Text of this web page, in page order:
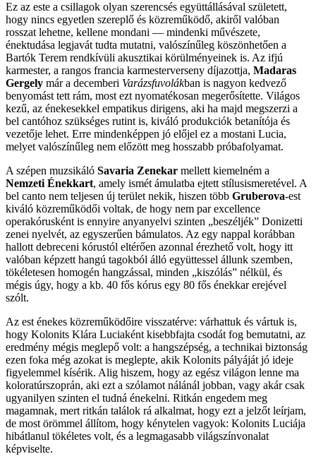
Ez az este a csillagok olyan szerencsés együttállásával született,
hogy nincs egyetlen szereplő és közreműködő, akiről valóban
rosszat lehetne, kellene mondani — mindenki művészete,
énektudása legjavát tudta mutatni, valószínűleg köszönhetően a
Bartók Terem rendkívüli akusztikai körülményeinek is. Az ifjú
karmester, a rangos francia karmesterverseny díjazottja, Madaras
Gergely már a decemberi Varázsfuvolákban is nagyon kedvező
benyomást tett rám, most ezt nyomatékosan megerősítette. Világos
kezű, az énekesekkel empatikus dirigens, aki ha majd megszerzi a
bel cantóhoz szükséges rutint is, kiváló produkciók betanítója és
vezetője lehet. Erre mindenképpen jó előjel ez a mostani Lucia,
melyet valószínűleg nem előzött meg hosszabb próbafolyamat.
A szépen muzsikáló Savaria Zenekar mellett kiemelném a
Nemzeti Énekkart, amely ismét ámulatba ejtett stílusismeretével. A
bel canto nem teljesen új terület nekik, hiszen több Gruberova-est
kiváló közreműködői voltak, de hogy nem par excellence
operakórusként is ennyire anyanyelvi szinten „beszéljék” Donizetti
zenei nyelvét, az egyszerűen bámulatos. Az egy nappal korábban
hallott debreceni kórustól eltérően azonnal érezhető volt, hogy itt
valóban képzett hangú tagokból álló együttessel állunk szemben,
tökéletesen homogén hangzással, minden „kiszólás” nélkül, és
mégis úgy, hogy a kb. 40 fős kórus egy 80 fős énekkar erejével
szólt.
Az est énekes közreműködőire visszatérve: várhattuk és vártuk is,
hogy Kolonits Klára Luciaként kisebbfajta csodát fog bemutatni, az
eredmény mégis meglepő volt: a hangszépség, a technikai biztonság
ezen foka még azokat is meglepte, akik Kolonits pályáját jó ideje
figyelemmel kísérik. Alig hiszem, hogy az egész világon lenne ma
koloratúrszoprán, aki ezt a szólamot nálánál jobban, vagy akár csak
ugyanilyen szinten el tudná énekelni. Ritkán engedem meg
magamnak, mert ritkán találok rá alkalmat, hogy ezt a jelzőt leírjam,
de most örömmel állítom, hogy kénytelen vagyok: Kolonits Luciája
hibátlanul tökéletes volt, és a legmagasabb világszínvonalat
képviselte.